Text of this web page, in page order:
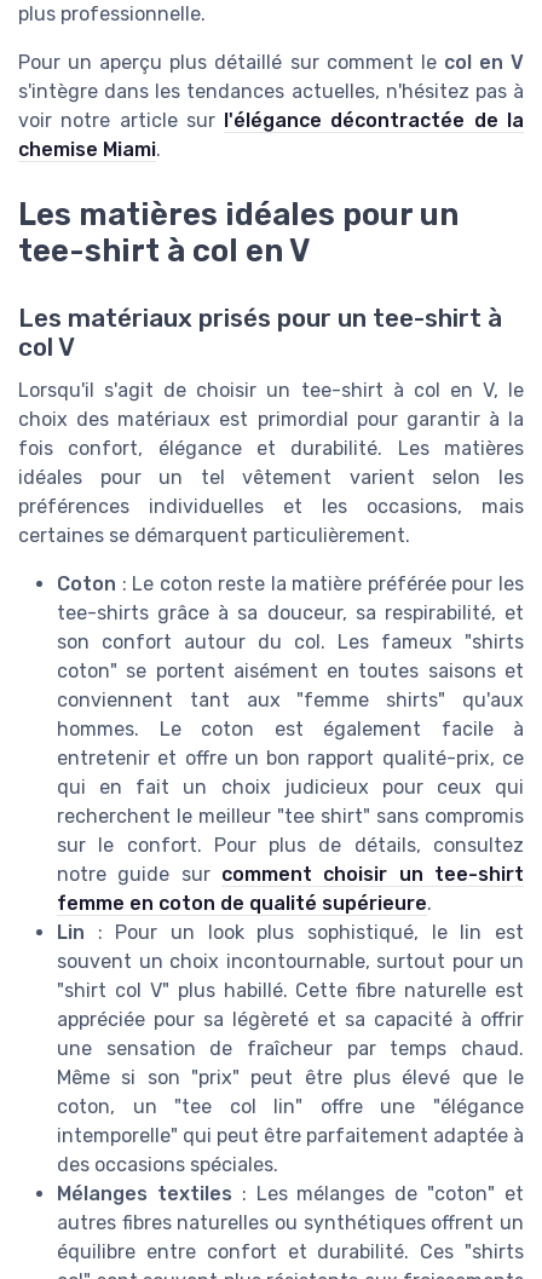
plus professionnelle.
Pour un aperçu plus détaillé sur comment le col en V
s'intègre dans les tendances actuelles, n'hésitez pas à
voir notre article sur l'élégance décontractée de la
chemise Miami.
Les matières idéales pour un
tee-shirt à col en V
Les matériaux prisés pour un tee-shirt à
col V
Lorsqu'il s'agit de choisir un tee-shirt à col en V, le
choix des matériaux est primordial pour garantir à la
fois confort, élégance et durabilité. Les matières
idéales pour un tel vêtement varient selon les
préférences individuelles et les occasions, mais
certaines se démarquent particulièrement.
Coton : Le coton reste la matière préférée pour les
tee-shirts grâce à sa douceur, sa respirabilité, et
son confort autour du col. Les fameux "shirts
coton" se portent aisément en toutes saisons et
conviennent tant aux "femme shirts" qu'aux
hommes. Le coton est également facile à
entretenir et offre un bon rapport qualité-prix, ce
qui en fait un choix judicieux pour ceux qui
recherchent le meilleur "tee shirt" sans compromis
sur le confort. Pour plus de détails, consultez
notre guide sur comment choisir un tee-shirt
femme en coton de qualité supérieure.
Lin : Pour un look plus sophistiqué, le lin est
souvent un choix incontournable, surtout pour un
"shirt col V" plus habillé. Cette fibre naturelle est
appréciée pour sa légèreté et sa capacité à offrir
une sensation de fraîcheur par temps chaud.
Même si son "prix" peut être plus élevé que le
coton, un "tee col lin" offre une "élégance
intemporelle" qui peut être parfaitement adaptée à
des occasions spéciales.
Mélanges textiles : Les mélanges de "coton" et
autres fibres naturelles ou synthétiques offrent un
équilibre entre confort et durabilité. Ces "shirts